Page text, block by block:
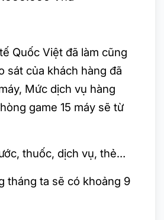
Quốc Việt đã làm cũng
sát của khách hàng đã
Mức dịch vụ hàng
game 15 máy sẽ từ
thuốc, dịch vụ, thẻ…
tháng ta sẽ có khoảng 9